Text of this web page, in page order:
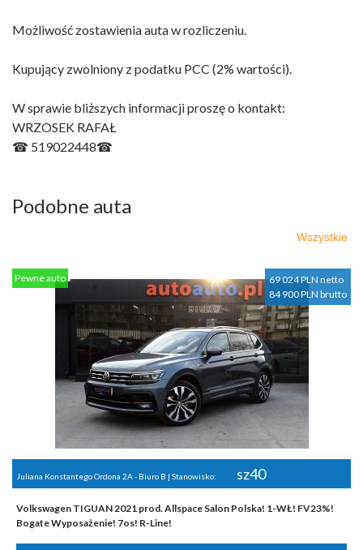
Możliwość zostawienia auta w rozliczeniu.
Kupujący zwolniony z podatku PCC (2% wartości).
W sprawie bliższych informacji proszę o kontakt:
WRZOSEK RAFAŁ
☎ 519022448☎
Podobne auta
Wszystkie
69 024 PLN netto
84 900 PLN brutto
Pewne auto
Juliana Konstantego Ordona 2A - Biuro B | Stanowisko: sz40
Volkswagen TIGUAN 2021 prod. Allspace Salon Polska! 1-WŁ! FV23%!
Bogate Wyposażenie! 7os! R-Line!